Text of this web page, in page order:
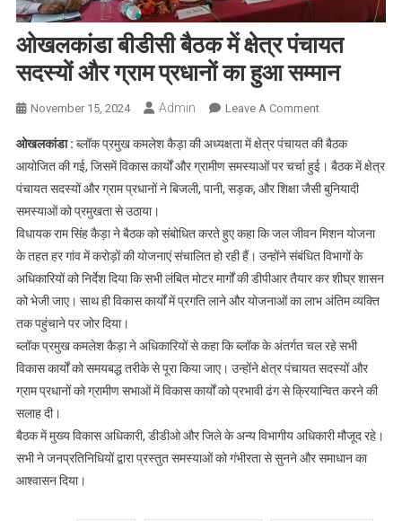
ओखलकांडा बीडीसी बैठक में क्षेत्र पंचायत
सदस्यों और ग्राम प्रधानों का हुआ सम्मान
November 15, 2024 Admin Leave A CommentOn
बीडीसी
बैठक
में
पंचायत
सदस्यों
और
ग्राम
हुआ
सम्मान
ओखलकांडा : ब्लॉक प्रमुख कमलेश कैड़ा की अध्यक्षता में क्षेत्र पंचायत की बैठक
आयोजित की गई, जिसमें विकास कार्यों और ग्रामीण समस्याओं पर चर्चा हुई। बैठक में क्षेत्र
पंचायत सदस्यों और ग्राम प्रधानों ने बिजली, पानी, सड़क, और शिक्षा जैसी बुनियादी
समस्याओं को प्रमुखता से उठाया।
विधायक राम सिंह कैड़ा ने बैठक को संबोधित करते हुए कहा कि जल जीवन मिशन योजना
के तहत हर गांव में करोड़ों की योजनाएं संचालित हो रही हैं। उन्होंने संबंधित विभागों के
अधिकारियों को निर्देश दिया कि सभी लंबित मोटर मार्गों की डीपीआर तैयार कर शीघ्र शासन
को भेजी जाए। साथ ही विकास कार्यों में प्रगति लाने और योजनाओं का लाभ अंतिम व्यक्ति
तक पहुंचाने पर जोर दिया।
ब्लॉक प्रमुख कमलेश कैड़ा ने अधिकारियों से कहा कि ब्लॉक के अंतर्गत चल रहे सभी
विकास कार्यों को समयबद्ध तरीके से पूरा किया जाए। उन्होंने क्षेत्र पंचायत सदस्यों और
ग्राम प्रधानों को ग्रामीण सभाओं में विकास कार्यों को प्रभावी ढंग से क्रियान्वित करने की
सलाह दी।
बैठक में मुख्य विकास अधिकारी, डीडीओ और जिले के अन्य विभागीय अधिकारी मौजूद रहे।
सभी ने जनप्रतिनिधियों द्वारा प्रस्तुत समस्याओं को गंभीरता से सुनने और समाधान का
आश्वासन दिया।